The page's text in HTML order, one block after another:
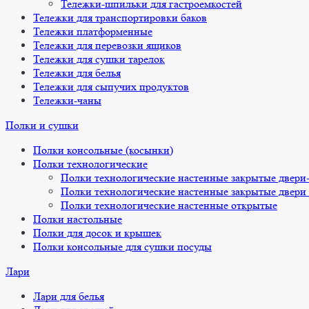
Тележки-шпильки для гастроемкостей
Тележки для транспортировки баков
Тележки платформенные
Тележки для перевозки ящиков
Тележки для сушки тарелок
Тележки для белья
Тележки для сыпучих продуктов
Тележки-чаны
Полки и сушки
Полки консольные (косынки)
Полки технологические
Полки технологические настенные закрытые
Полки технологические настенные закрытые
Полки технологические настенные открытые
Полки настольные
Полки для досок и крышек
Полки консольные для сушки посуды
Лари
Лари для белья